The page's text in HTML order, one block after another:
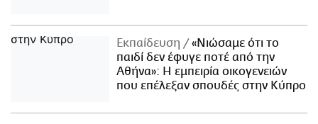
Εκπαίδευση
«Νιώσαμε ότι το
παιδί δεν έφυγε ποτέ από την
Αθήνα»: Η εμπειρία οικογενειών
που επέλεξαν σπουδές στην Κύπρο